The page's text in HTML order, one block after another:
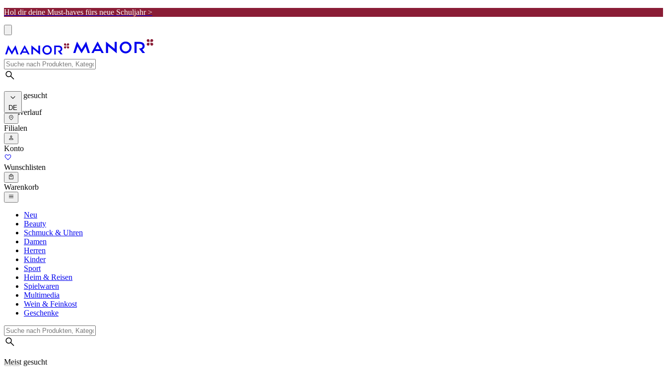
Hol dir deine Must-haves fürs neue Schuljahr >
Meist gesucht
Suchverlauf
DE
Filialen
Konto
Wunschlisten
Warenkorb
Neu
Beauty
Schmuck & Uhren
Damen
Herren
Kinder
Sport
Heim & Reisen
Spielwaren
Multimedia
Wein & Feinkost
Geschenke
Meist gesucht